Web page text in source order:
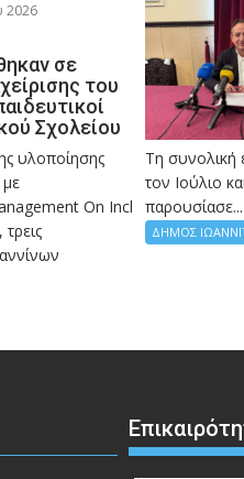
2026
σε
του
Σχολείου
υλοποίησης
On Incl
Τη συνολική
τον Ιούλιο
παρουσίασε...
ΔΗΜΟΣ